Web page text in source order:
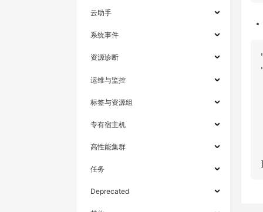
云助手
系统事件
资源诊断
运维与监控
标签与资源组
专有宿主机
高性能集群
任务
Deprecated